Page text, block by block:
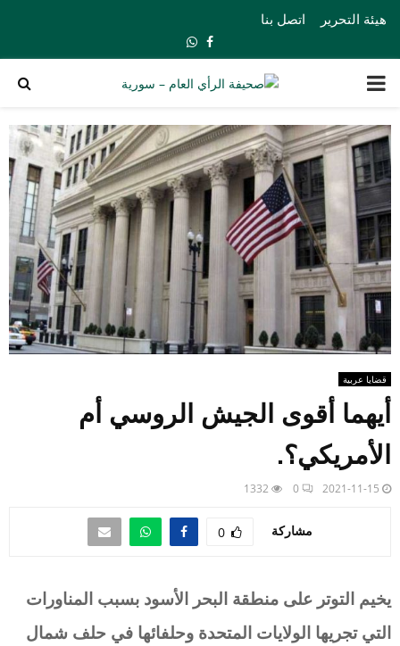
هيئة التحرير اتصل بنا
Facebook
Whatsapp
PRIMARY
MENU
قضايا عربية
أيهما أقوى الجيش الروسي أم
الأمريكي؟.
2021-11-15
0
1332
مشاركة 0
يخيم التوتر على منطقة البحر الأسود بسبب المناورات
التي تجريها الولايات المتحدة وحلفائها في حلف شمال